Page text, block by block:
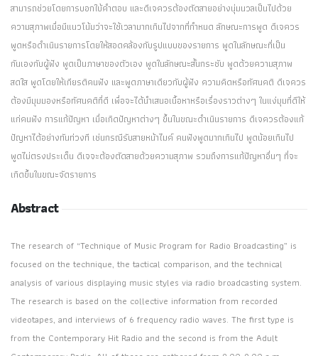
สามารถช่วยโดยการบอกใบ้คำตอบ และดีเจควรต้องตัดสายอย่างนุ่มนวลเป็นไปด้วย
ความสุภาพเมื่อมีแนวโน้มว่าจะใช้เวลามากเกินไปจากที่กำหนด ลักษณะการพูด ดีเจควร
พูดหรือดำเนินรายการโดยให้สอดคล้องกับรูปแบบของรายการ พูดในลักษณะที่เป็น
กันเองกับผู้ฟัง พูดเป็นภาษาของตัวเอง พูดในลักษณะสั้นกระชับ พูดด้วยความสุภาพ
สดใส พูดโดยให้เกียรติคนฟัง และพูดภาษาเดียวกับผู้ฟัง ความคิดหรือทัศนคติ ดีเจควร
ต้องมีมุมมองหรือทัศนคติที่ดี เพื่อจะได้นำเสนอเนื้อหาหรือเรื่องราวต่างๆ ในแง่มุมที่ดีให้
แก่คนฟัง การแก้ปัญหา เมื่อเกิดปัญหาต่างๆ ขึ้นในขณะดำเนินรายการ ดีเจควรต้องแก้
ปัญหาได้อย่างทันท่วงที เช่นกรณีรับสายหน้าไมค์ คนฟังพูดมากเกินไป พูดน้อยเกินไป
พูดไม่ตรงประเด็น ดีเจจะต้องตัดสายด้วยความสุภาพ รวมถึงการแก้ปัญหาอื่นๆ ที่จะ
เกิดขึ้นในขณะจัดรายการ
Abstract
The research of “Technique of Music Program for Radio Broadcasting” is
focused on the technique, the tactical comparison, and the technical
analysis of various displaying music styles via radio broadcasting system.
The research is based on the collective information from recorded
videotapes, and interviews of 6 frequency radio waves. The first type is
from the Contemporary Hit Radio and the second is from the Adult